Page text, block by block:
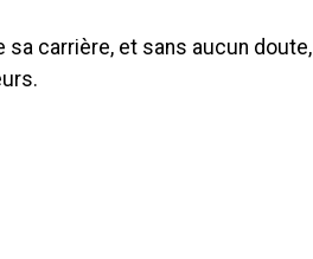
carrière, et sans aucun doute,